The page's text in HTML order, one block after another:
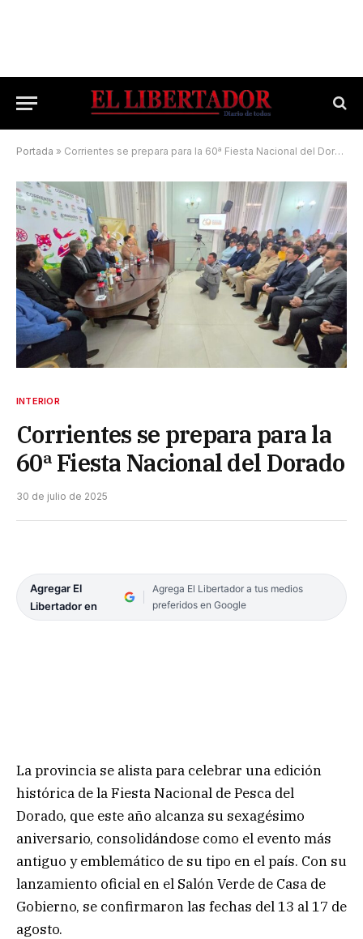
Portada » Corrientes se prepara para la 60ª Fiesta Nacional del Dorado
INTERIOR
Corrientes se prepara para la
60ª Fiesta Nacional del Dorado
30 de julio de 2025
Agregar El
Libertador en
Agrega El Libertador a tus medios
preferidos en Google
La provincia se alista para celebrar una edición
histórica de la Fiesta Nacional de Pesca del
Dorado, que este año alcanza su sexagésimo
aniversario, consolidándose como el evento más
antiguo y emblemático de su tipo en el país. Con su
lanzamiento oficial en el Salón Verde de Casa de
Gobierno, se confirmaron las fechas del 13 al 17 de
agosto.